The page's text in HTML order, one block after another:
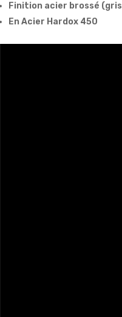
Finition acier brossé
En Acier Hardox 450